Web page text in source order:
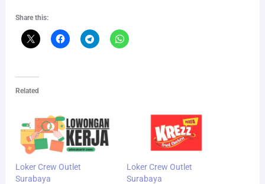
Share this:
Related
Loker Crew Outlet
Surabaya
Loker Crew Outlet
Surabaya